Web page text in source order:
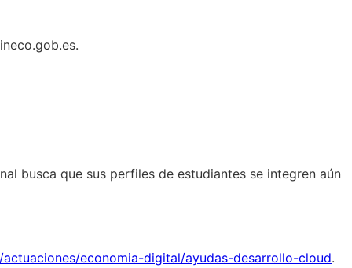
busca que sus perfiles de estudiantes se integren aún
actuaciones/economia-digital/ayudas-desarrollo-cloud.